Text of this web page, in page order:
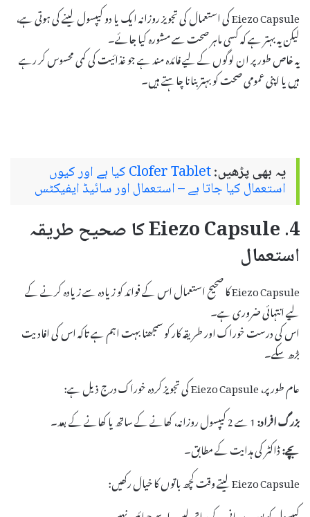
Eiezo Capsule کی استعمال کی تجویز روزانہ ایک یا دو کیپسول لینے کی ہوتی ہے،
لیکن یہ بہتر ہے کہ کسی ماہر صحت سے مشورہ کیا جائے۔
یہ خاص طور پر ان لوگوں کے لیے فائدہ مند ہے جو غذائیت کی کمی محسوس کر رہے
ہیں یا اپنی عمومی صحت کو بہتر بنانا چاہتے ہیں۔
یہ بھی پڑھیں: Clofer Tablet کیا ہے اور کیوں
استعمال کیا جاتا ہے – استعمال اور سائیڈ ایفیکٹس
4. Eiezo Capsule کا صحیح طریقہ
استعمال
Eiezo Capsule کا صحیح استعمال اس کے فوائد کو زیادہ سے زیادہ کرنے کے
لیے انتہائی ضروری ہے۔
اس کی درست خوراک اور طریقہ کار کو سمجھنا بہت اہم ہے تاکہ اس کی افادیت
بڑھ سکے۔
عام طور پر، Eiezo Capsule کی تجویز کردہ خوراک درج ذیل ہے:
بزرگ افراد:
بچے:ڈاکٹر کی ہدایت کے مطابق۔
Eiezo Capsule لیتے وقت کچھ باتوں کا خیال رکھیں: